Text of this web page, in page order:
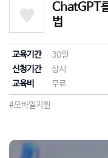
ChatGPT
법
교육기간 30일
신청기간
상시
교육비
무료
#모바일지원